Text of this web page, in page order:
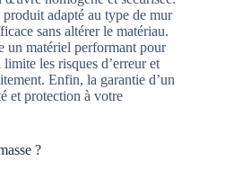
adapté au type de mur
sans altérer le matériau.
un matériel performant pour
les risques d’erreur et
Enfin, la garantie d’un
et protection à votre
?